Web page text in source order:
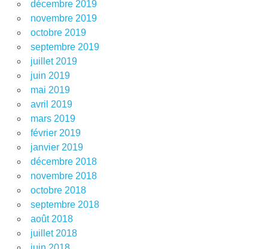
décembre 2019
novembre 2019
octobre 2019
septembre 2019
juillet 2019
juin 2019
mai 2019
avril 2019
mars 2019
février 2019
janvier 2019
décembre 2018
novembre 2018
octobre 2018
septembre 2018
août 2018
juillet 2018